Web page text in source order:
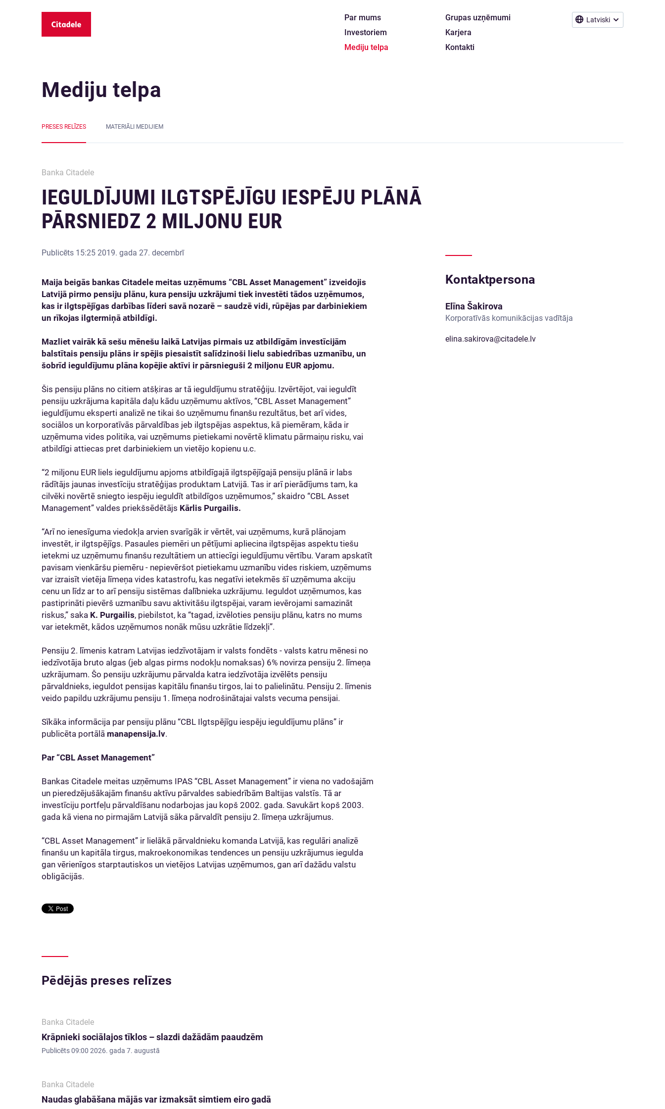
Latviski
Par mums
Investoriem
Mediju telpa
Grupas uzņēmumi
Karjera
Kontakti
Mediju telpa
PRESES RELĪZES MATERIĀLI MEDIJIEM
Banka Citadele
IEGULDĪJUMI ILGTSPĒJĪGU IESPĒJU PLĀNĀ
PĀRSNIEDZ 2 MILJONU EUR
Publicēts 15:25 2019. gada 27. decembrī
Maija beigās bankas Citadele meitas uzņēmums “CBL Asset Management” izveidojis
Latvijā pirmo pensiju plānu, kura pensiju uzkrājumi tiek investēti tādos uzņēmumos,
kas ir ilgtspējīgas darbības līderi savā nozarē – saudzē vidi, rūpējas par darbiniekiem
un rīkojas ilgtermiņā atbildīgi.
Mazliet vairāk kā sešu mēnešu laikā Latvijas pirmais uz atbildīgām investīcijām
balstītais pensiju plāns ir spējis piesaistīt salīdzinoši lielu sabiedrības uzmanību, un
šobrīd ieguldījumu plāna kopējie aktīvi ir pārsnieguši 2 miljonu EUR apjomu.
Šis pensiju plāns no citiem atšķiras ar tā ieguldījumu stratēģiju. Izvērtējot, vai ieguldīt
pensiju uzkrājuma kapitāla daļu kādu uzņēmumu aktīvos, “CBL Asset Management”
ieguldījumu eksperti analizē ne tikai šo uzņēmumu finanšu rezultātus, bet arī vides,
sociālos un korporatīvās pārvaldības jeb ilgtspējas aspektus, kā piemēram, kāda ir
uzņēmuma vides politika, vai uzņēmums pietiekami novērtē klimatu pārmaiņu risku, vai
atbildīgi attiecas pret darbiniekiem un vietējo kopienu u.c.
“2 miljonu EUR liels ieguldījumu apjoms atbildīgajā ilgtspējīgajā pensiju plānā ir labs
rādītājs jaunas investīciju stratēģijas produktam Latvijā. Tas ir arī pierādījums tam, ka
cilvēki novērtē sniegto iespēju ieguldīt atbildīgos uzņēmumos,” skaidro “CBL Asset
Management” valdes priekšsēdētājs Kārlis Purgailis.
“Arī no ienesīguma viedokļa arvien svarīgāk ir vērtēt, vai uzņēmums, kurā plānojam
investēt, ir ilgtspējīgs. Pasaules piemēri un pētījumi apliecina ilgtspējas aspektu tiešu
ietekmi uz uzņēmumu finanšu rezultātiem un attiecīgi ieguldījumu vērtību. Varam apskatīt
pavisam vienkāršu piemēru - nepievēršot pietiekamu uzmanību vides riskiem, uzņēmums
var izraisīt vietēja līmeņa vides katastrofu, kas negatīvi ietekmēs šī uzņēmuma akciju
cenu un līdz ar to arī pensiju sistēmas dalībnieka uzkrājumu. Ieguldot uzņēmumos, kas
pastiprināti pievērš uzmanību savu aktivitāšu ilgtspējai, varam ievērojami samazināt
riskus,” saka K. Purgailis, piebilstot, ka “tagad, izvēloties pensiju plānu, katrs no mums
var ietekmēt, kādos uzņēmumos nonāk mūsu uzkrātie līdzekļi”.
Pensiju 2. līmenis katram Latvijas iedzīvotājam ir valsts fondēts - valsts katru mēnesi no
iedzīvotāja bruto algas (jeb algas pirms nodokļu nomaksas) 6% novirza pensiju 2. līmeņa
uzkrājumam. Šo pensiju uzkrājumu pārvalda katra iedzīvotāja izvēlēts pensiju
pārvaldnieks, ieguldot pensijas kapitālu finanšu tirgos, lai to palielinātu. Pensiju 2. līmenis
veido papildu uzkrājumu pensiju 1. līmeņa nodrošinātajai valsts vecuma pensijai.
Sīkāka informācija par pensiju plānu “CBL Ilgtspējīgu iespēju ieguldījumu plāns” ir
publicēta portālā manapensija.lv.
Par “CBL Asset Management”
Bankas Citadele meitas uzņēmums IPAS “CBL Asset Management” ir viena no vadošajām
un pieredzējušākajām finanšu aktīvu pārvaldes sabiedrībām Baltijas valstīs. Tā ar
investīciju portfeļu pārvaldīšanu nodarbojas jau kopš 2002. gada. Savukārt kopš 2003.
gada kā viena no pirmajām Latvijā sāka pārvaldīt pensiju 2. līmeņa uzkrājumus.
“CBL Asset Management” ir lielākā pārvaldnieku komanda Latvijā, kas regulāri analizē
finanšu un kapitāla tirgus, makroekonomikas tendences un pensiju uzkrājumus iegulda
gan vērienīgos starptautiskos un vietējos Latvijas uzņēmumos, gan arī dažādu valstu
obligācijās.
Kontaktpersona
Elīna Šakirova
Korporatīvās komunikācijas vadītāja
elina.sakirova@citadele.lv
Pēdējās preses relīzes
Banka Citadele
Krāpnieki sociālajos tīklos – slazdi dažādām paaudzēm
Publicēts09:00 2026. gada 7. augustā
Banka Citadele
Naudas glabāšana mājās var izmaksāt simtiem eiro gadā